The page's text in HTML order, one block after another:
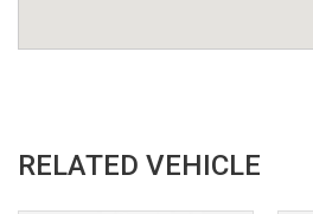
RELATED VEHICLE